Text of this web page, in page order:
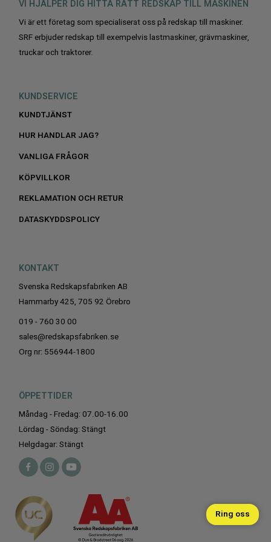
Ring oss
VI HJÄLPER DIG HITTA RÄTT REDSKAP TILL MASKINEN
Vi är ett företag som specialiserat oss på redskap till maskiner.
SRF erbjuder redskap till exempelvis lastmaskiner, grävmaskiner,
truckar och traktorer.
KUNDSERVICE
KUNDTJÄNST
HUR HANDLAR JAG?
VANLIGA FRÅGOR
KÖPVILLKOR
REKLAMATION OCH RETUR
DATASKYDDSPOLICY
KONTAKT
Svenska Redskapsfabriken AB
Hammarby 425, 705 92 Örebro
019 - 760 30 00
sales@redskapsfabriken.se
Org nr: 556944-1800
ÖPPETTIDER
Måndag - Fredag: 07.00-16.00
Lördag - Söndag: Stängt
Helgdagar: Stängt